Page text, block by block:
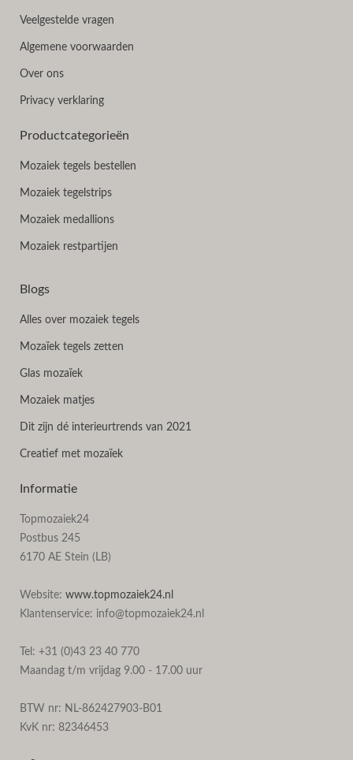
Veelgestelde vragen
Algemene voorwaarden
Over ons
Privacy verklaring
Productcategorieën
Mozaiek tegels bestellen
Mozaiek tegelstrips
Mozaiek medallions
Mozaiek restpartijen
Blogs
Alles over mozaiek tegels
Mozaïek tegels zetten
Glas mozaïek
Mozaiek matjes
Dit zijn dé interieurtrends van 2021
Creatief met mozaïek
Informatie
Topmozaiek24
Postbus 245
6170 AE Stein (LB)
Website: www.topmozaiek24.nl
Klantenservice: info@topmozaiek24.nl
Tel: +31 (0)43 23 40 770
Maandag t/m vrijdag 9.00 - 17.00 uur
BTW nr: NL-862427903-B01
KvK nr: 82346453